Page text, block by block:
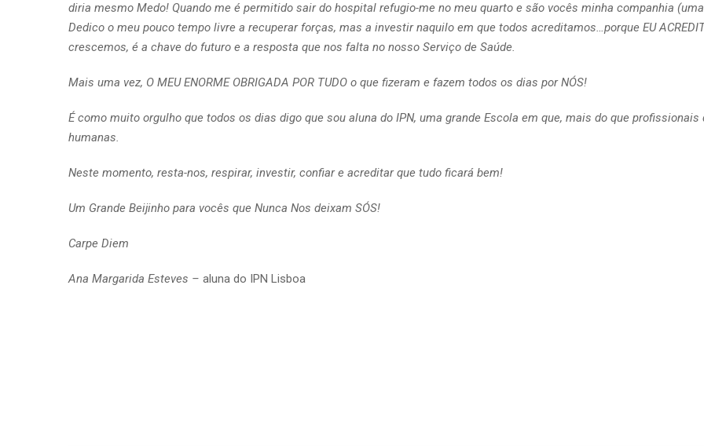
diria mesmo Medo! Quando me é permitido sair do hospital refugio-me no meu quarto e são vocês minha companhia
Dedico o meu pouco tempo livre a recuperar forças, mas a investir naquilo em que todos acreditamos…porque EU
crescemos, é a chave do futuro e a resposta que nos falta no nosso Serviço de Saúde.
Mais uma vez, O MEU ENORME OBRIGADA POR TUDO o que fizeram e fazem todos os dias por NÓS!
É como muito orgulho que todos os dias digo que sou aluna do IPN, uma grande Escola em que, mais do que
humanas.
Neste momento, resta-nos, respirar, investir, confiar e acreditar que tudo ficará bem!
Um Grande Beijinho para vocês que Nunca Nos deixam SÓS!
Carpe Diem
Ana Margarida Esteves – aluna do IPN Lisboa